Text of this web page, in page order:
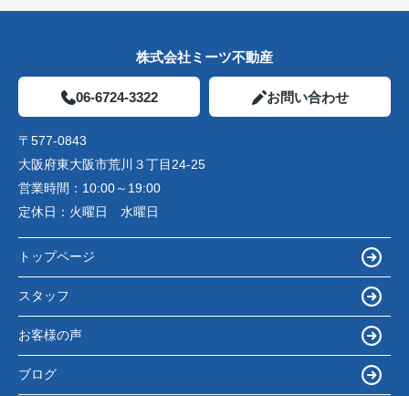
株式会社ミーツ不動産
06-6724-3322 お問い合わせ
〒577-0843
大阪府東大阪市荒川３丁目24-25
営業時間： 10:00～19:00
定休日： 火曜日 水曜日
トップページ
スタッフ
お客様の声
ブログ